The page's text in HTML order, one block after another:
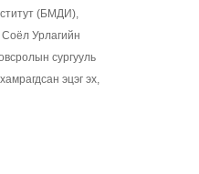
(БМДИ),
Урлагийн
сургууль
эцэг эх,